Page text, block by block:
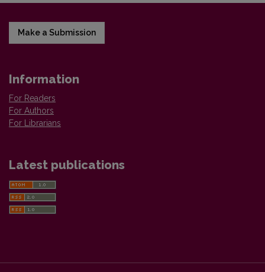
Make a Submission
Information
For Readers
For Authors
For Librarians
Latest publications